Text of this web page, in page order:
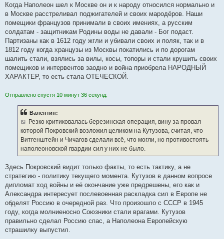
Когда Наполеон шел к Москве он и к народу относился нормально и
в Москве расстреливал поджигателей и своих мародёров. Наши
помещики французов принимали в своих имениях, а русским
солдатам - защитникам Родины воды не давали - Бог подаст.
Партизаны как в 1612 году жгли и убивали своих и поляк, так и в
1812 году когда хранцузы из Москвы покатились и по дорогам
шалить стали, взялись за вилы, косы, топоры и стали крушить своих
помещиков и интервентов заодно и война приобрела НАРОДНЫЙ
ХАРАКТЕР, то есть стала ОТЕЧЕСКОЙ.
Отправлено спустя 10 минут 36 секунд:
Валентин:
Резко критиковалась березинская операция, вину за провал
которой Покровский возложил целиком на Кутузова, считая, что
Витгенштейн и Чичагов сделали всё, что могли, но противостоять
наполеоновской гвардии сил у них не было.
Здесь Покровский видит только факты, то есть тактику, а не
стратегию - политику текущего момента. Кутузов в данном вопросе
дипломат ход войны и её окончание уже предрешены, его как и
Александра интересует послевоенная раскладка сил в Европе не
обделят Россию в очередной раз. Что произошло с СССР в 1945
году, когда молниеносно Союзники стали врагами. Кутузов
правильно сделал Россию спас, а Наполеона Европейскую
страшилку выпустил.